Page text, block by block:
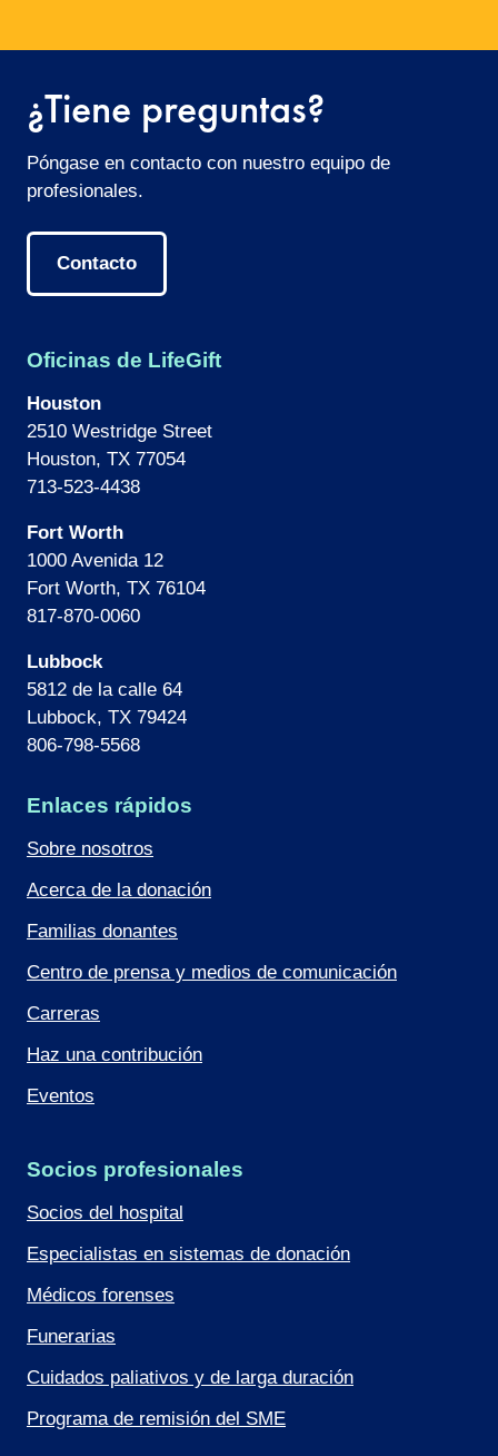
¿Tiene preguntas?
Póngase en contacto con nuestro equipo de
profesionales.
Contacto
Oficinas de LifeGift
Houston
2510 Westridge Street
Houston, TX 77054
713-523-4438
Fort Worth
1000 Avenida 12
Fort Worth, TX 76104
817-870-0060
Lubbock
5812 de la calle 64
Lubbock, TX 79424
806-798-5568
Enlaces rápidos
Sobre nosotros
Acerca de la donación
Familias donantes
Centro de prensa y medios de comunicación
Carreras
Haz una contribución
Eventos
Socios profesionales
Socios del hospital
Especialistas en sistemas de donación
Médicos forenses
Funerarias
Cuidados paliativos y de larga duración
Programa de remisión del SME